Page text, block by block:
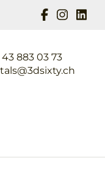
43 883 03 73